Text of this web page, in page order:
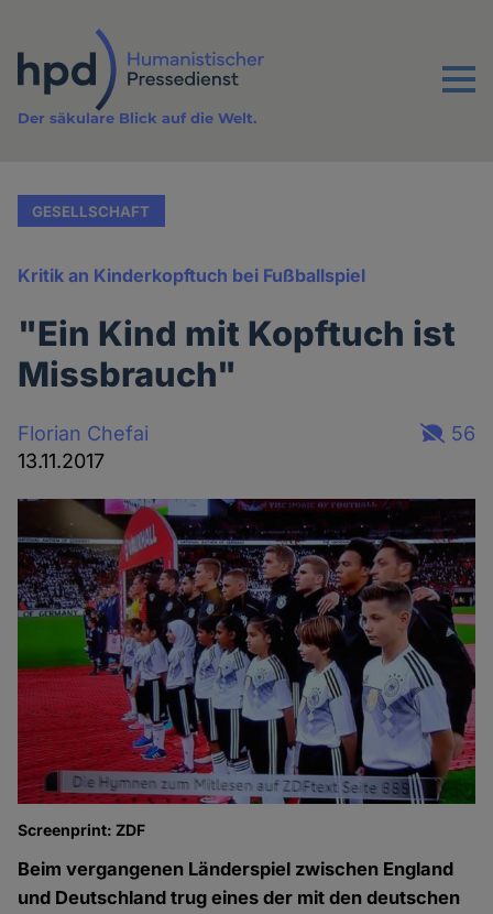
Inhalt
Menu
Der säkulare Blick auf die Welt.
GESELLSCHAFT
Kritik an Kinderkopftuch bei Fußballspiel
"Ein Kind mit Kopftuch ist
Missbrauch"
Florian Chefai
13.11.2017
56
Screenprint: ZDF
Beim vergangenen Länderspiel zwischen England
und Deutschland trug eines der mit den deutschen